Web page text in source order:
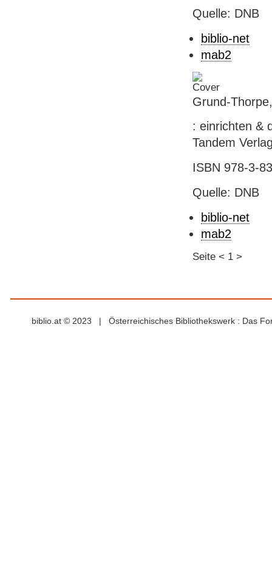
Quelle: DNB
biblio-net
mab2
Grund-
: einrichten &
Tandem
ISBN 978-3-
Quelle: DNB
biblio-net
mab2
Seite < 1 >
biblio.at © 2023 | Österreichisches Bibliothekswerk : Das